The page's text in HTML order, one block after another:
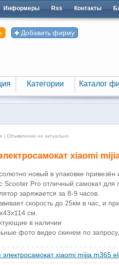
Информеры Rss Контакты
Добавить фирму
Категории Каталог
Объявление не актуально
xiaomi
новый в упаковке привезён
Scooter Pro отличный самокат для
заряжается за 8-9 часов.
скорость до 25км в час, и
см.
в наличии
фото видео скинем по